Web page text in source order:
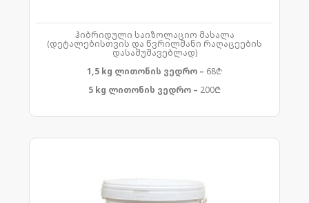
ჰიბრიდული საიზოლაციო მასალა
(დეტალებისთვის და წვრილმანი რაღაცეების
დასამუშავებლად)
1,5 kg ლითონის ვედრო – 68₾
5 kg ლითონის ვედრო – 200₾